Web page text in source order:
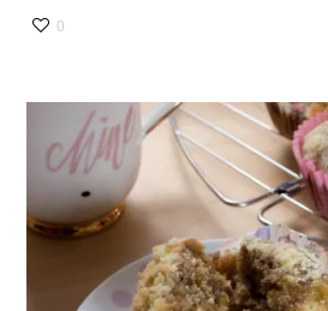
0